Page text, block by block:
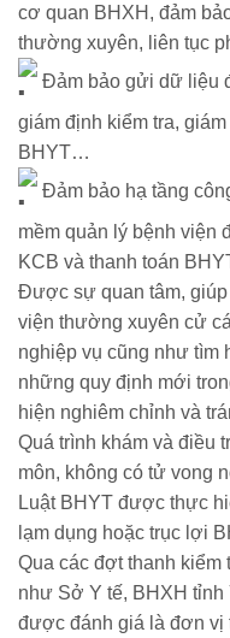
cơ quan BHXH, đảm
thường xuyên, liên tục
Đảm bảo gửi dữ liệu
giám định kiểm tra,
BHYT…
Đảm bảo hạ tầng
mềm quản lý bệnh viện
KCB và thanh toán
Được sự quan tâm,
viện thường xuyên cử
nghiệp vụ cũng như tìm
những quy định mới
hiện nghiêm chỉnh và
Quá trình khám và điều
môn, không có tử vong
Luật BHYT được thực
lạm dụng hoặc trục lợi
Qua các đợt thanh
như Sở Y tế, BHXH
được đánh giá là đơn vị